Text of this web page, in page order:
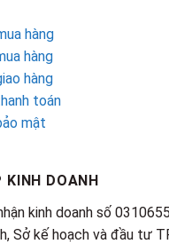
hàng
hàng
hàng
toán
mật
KINH DOANH
kinh doanh số
Sở kế hoạch và đầu tư